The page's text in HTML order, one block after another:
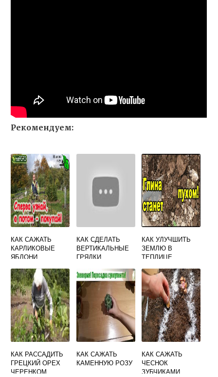
Рекомендуем:
КАК САЖАТЬ
КАРЛИКОВЫЕ
ЯБЛОНИ
КАК СДЕЛАТЬ
ВЕРТИКАЛЬНЫЕ
ГРЯДКИ
КАК УЛУЧШИТЬ
ЗЕМЛЮ В
ТЕПЛИЦЕ
КАК РАССАДИТЬ
ГРЕЦКИЙ ОРЕХ
ЧЕРЕНКОМ
КАК САЖАТЬ
КАМЕННУЮ РОЗУ
КАК САЖАТЬ
ЧЕСНОК
ЗУБЧИКАМИ